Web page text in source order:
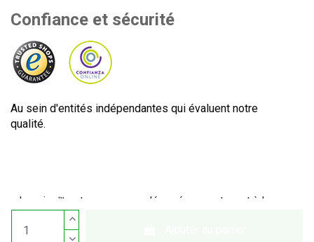
Confiance et sécurité
Au sein d'entités indépendantes qui évaluent notre
qualité.
Lecuine™ est une marque déposée appartenant à Lecom
Projects S.L. © Copyright © 2012-2026. Espagne. Tous
droits réservés. CIF : B65890642.